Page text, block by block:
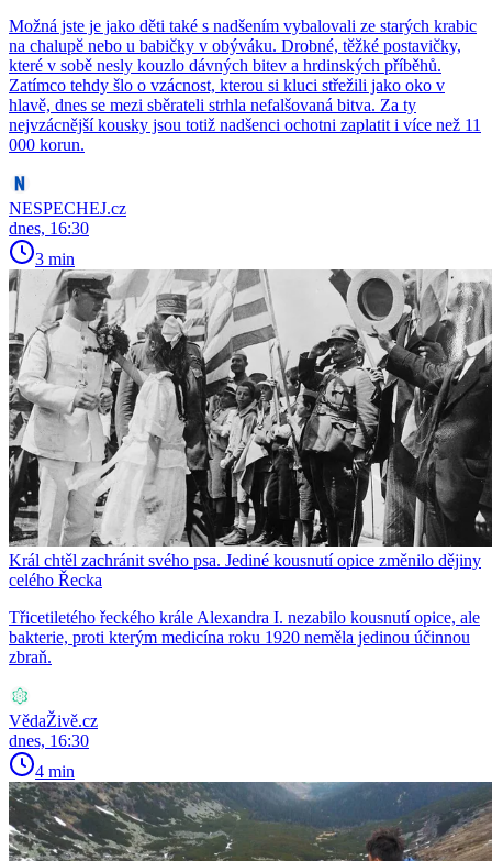
Možná jste je jako děti také s nadšením vybalovali ze starých krabic
na chalupě nebo u babičky v obýváku. Drobné, těžké postavičky,
které v sobě nesly kouzlo dávných bitev a hrdinských příběhů.
Zatímco tehdy šlo o vzácnost, kterou si kluci střežili jako oko v
hlavě, dnes se mezi sběrateli strhla nefalšovaná bitva. Za ty
nejvzácnější kousky jsou totiž nadšenci ochotni zaplatit i více než 11
000 korun.
NESPECHEJ.cz
dnes, 16:30
3 min
Král chtěl zachránit svého psa. Jediné kousnutí opice změnilo dějiny
celého Řecka
Třicetiletého řeckého krále Alexandra I. nezabilo kousnutí opice, ale
bakterie, proti kterým medicína roku 1920 neměla jedinou účinnou
zbraň.
VědaŽivě.cz
dnes, 16:30
4 min